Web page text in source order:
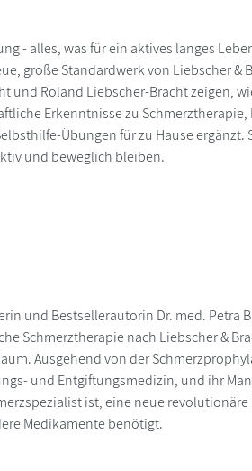
- alles, was für ein aktives langes
große Standardwerk von Liebscher &
und Roland Liebscher-Bracht zeigen,
Erkenntnisse zu
Übungen für zu Hause
und beweglich bleiben.
und Bestsellerautorin Dr. med. Petra
Schmerztherapie nach Liebscher &
Ausgehend von der
und Entgiftungsmedizin, und ihr
ist, eine neue
Medikamente benötigt.